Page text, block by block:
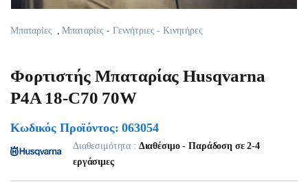
Μπαταρίες ,Μπαταρίες - Γεννήτριες - Κινητήρες
Φορτιστής Μπαταρίας Husqvarna
P4A 18-C70 70W
Κωδικός Προϊόντος: 063054
Διαθεσιμότητα : Διαθέσιμο - Παράδοση σε 2-4
εργάσιμες